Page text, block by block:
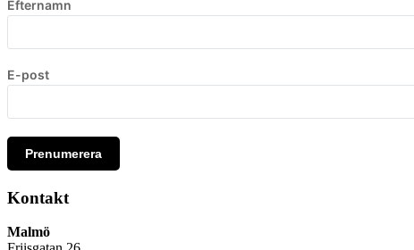
Efternamn
E-post
Prenumerera
Kontakt
Malmö